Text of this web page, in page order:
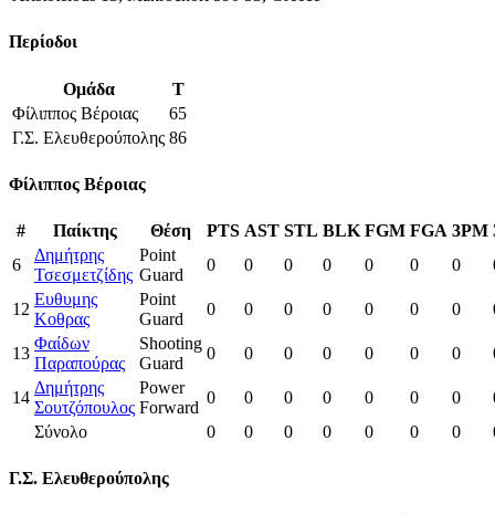
Περίοδοι
Ομάδα
T
Φίλιππος Βέροιας
65
Γ.Σ. Ελευθερούπολης 86
Φίλιππος Βέροιας
# Παίκτης Θέση PTS AST STL BLK FGM FGA 3PM
6
Δημήτρης
Τσεσμετζίδης
Point
Guard
0 0 0 0 0 0 0
12
Ευθυμης
Κοθρας
Point
Guard
0 0 0 0 0 0 0
13
Φαίδων
Παραπούρας
Shooting
Guard
0 0 0 0 0 0 0
14
Δημήτρης
Σουτζόπουλος
Power
Forward
0 0 0 0 0 0 0
Σύνολο
0 0 0 0 0 0 0
Γ.Σ. Ελευθερούπολης